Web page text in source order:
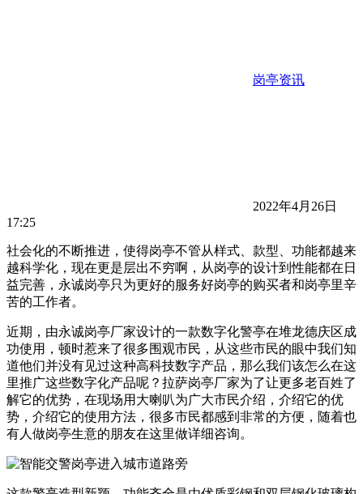
岗亭资讯
2022年4月26日
17:25
社会化的不断推进，使得岗亭不管从样式、款型、功能都越来
越科学化，现在更是层出不穷啊，从岗亭的设计到性能都在日
益完善，永诚岗亭只为更好的服务好岗亭的购买者和岗亭里辛
苦的工作者。
近期，由永诚岗亭厂家设计的一款数字化警亭在堆龙德庆区成
功使用，顿时惹来了很多围观市民，从这些市民的眼中我们知
道他们并没有见过这种高科技数字产品，那么我们该怎么在这
里推广这些数字化产品呢？拉萨岗亭厂家为了让更多老百姓了
解它的优势，在现场用大喇叭为广大市民介绍，介绍它的优
势，介绍它的使用方法，很多市民都感到非常的方便，随着也
有人做岗亭生意的朋友在这里做详细咨询。